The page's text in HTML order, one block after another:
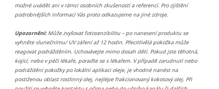
možné uvádět ani v rámci osobních zkušeností a referencí. Pro zjištění
podrobnějších informací Vás proto odkazujeme na jiné zdroje.
Upozornění:Může zvyšovat fotosenzibilitu – po nanesení produktu se
vyhněte slunečnímu/ UV záření až 12 hodin. Přecitlivělá pokožka může
reagovat podrážděním. Uchovávejte mimo dosah dětí. Pokud jste těhotná,
kojící, nebo v péči lékaře, poraďte se s lékařem. V případě zarudnutí nebo
podráždění pokožky po lokální aplikaci oleje, je vhodné nanést na
postiženou oblast rostlinný olej, nejlépe frakcionovaný kokosový olej. Při